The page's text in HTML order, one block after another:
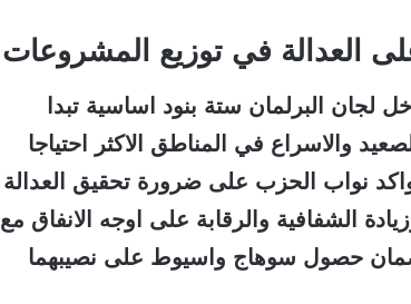
العدالة في توزيع المشروعات
لجان البرلمان ستة بنود اساسية تبدا
والاسراع في المناطق الاكثر احتياجا
نواب الحزب على ضرورة تحقيق العدالة
الشفافية والرقابة على اوجه الانفاق مع
لضمان حصول سوهاج واسيوط على نصيبهما